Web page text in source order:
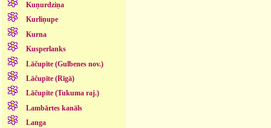
Kuņurdziņa
Kurliņupe
Kurna
Kusperlanks
Lāčupīte (Gulbenes nov.)
Lāčupīte (Rīgā)
Lāčupīte (Tukuma raj.)
Lambārtes kanāls
Langa